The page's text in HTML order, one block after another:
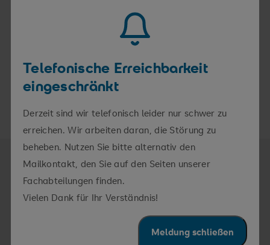
Telefonische Erreichbarkeit
eingeschränkt
Derzeit sind wir telefonisch leider nur schwer zu
erreichen. Wir arbeiten daran, die Störung zu
beheben. Nutzen Sie bitte alternativ den
Mailkontakt, den Sie auf den Seiten unserer
Fachabteilungen finden.
Vielen Dank für Ihr Verständnis!
Meldung schließen
E-Mail
baerbel.kucht@srh.de
Hierfür bin ich zuständig
Chefarzt: Notfallmedizin
WEITERBILDUNG
Hier teile ich mein